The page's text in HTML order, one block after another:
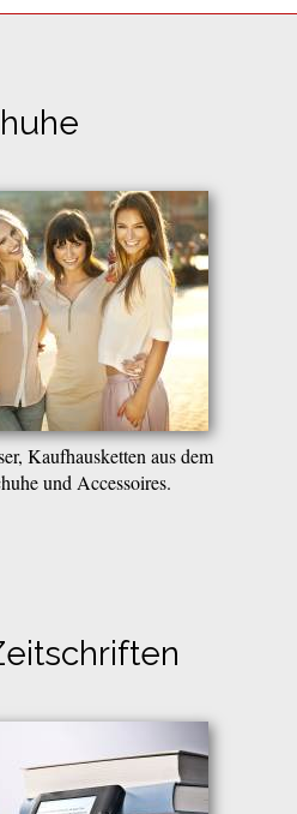
Kaufhausketten aus dem
und Accessoires.